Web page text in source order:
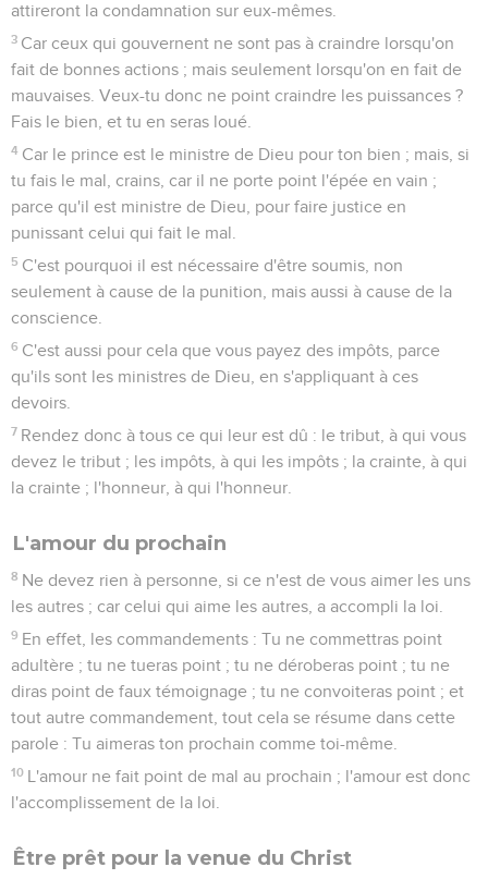
attireront la condamnation sur eux-mêmes.
3 Car ceux qui gouvernent ne sont pas à craindre lorsqu'on
fait de bonnes actions ; mais seulement lorsqu'on en fait de
mauvaises. Veux-tu donc ne point craindre les puissances ?
Fais le bien, et tu en seras loué.
4 Car le prince est le ministre de Dieu pour ton bien ; mais, si
tu fais le mal, crains, car il ne porte point l'épée en vain ;
parce qu'il est ministre de Dieu, pour faire justice en
punissant celui qui fait le mal.
5 C'est pourquoi il est nécessaire d'être soumis, non
seulement à cause de la punition, mais aussi à cause de la
conscience.
6 C'est aussi pour cela que vous payez des impôts, parce
qu'ils sont les ministres de Dieu, en s'appliquant à ces
devoirs.
7 Rendez donc à tous ce qui leur est dû : le tribut, à qui vous
devez le tribut ; les impôts, à qui les impôts ; la crainte, à qui
la crainte ; l'honneur, à qui l'honneur.
L'amour du prochain
8 Ne devez rien à personne, si ce n'est de vous aimer les uns
les autres ; car celui qui aime les autres, a accompli la loi.
9 En effet, les commandements : Tu ne commettras point
adultère ; tu ne tueras point ; tu ne déroberas point ; tu ne
diras point de faux témoignage ; tu ne convoiteras point ; et
tout autre commandement, tout cela se résume dans cette
parole : Tu aimeras ton prochain comme toi-même.
10 L'amour ne fait point de mal au prochain ; l'amour est donc
l'accomplissement de la loi.
Être prêt pour la venue du Christ